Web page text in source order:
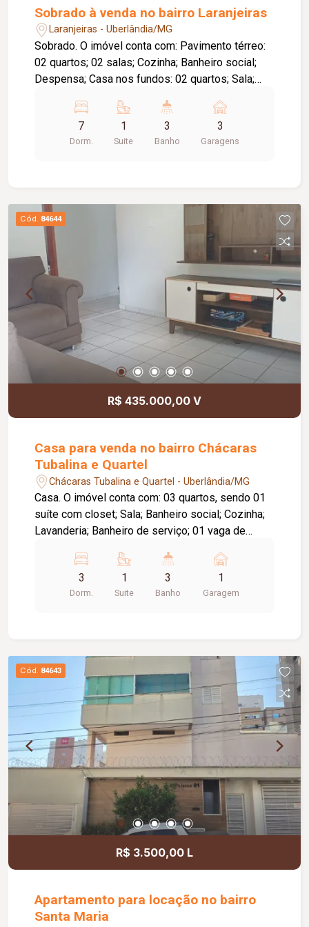
Sobrado à venda no bairro Laranjeiras
Laranjeiras - Uberlândia/MG
Sobrado. O imóvel conta com: Pavimento térreo:
02 quartos; 02 salas; Cozinha; Banheiro social;
Despensa; Casa nos fundos: 02 quartos; Sala;
quartos, sendo 01 suíte; 02 salas; Banheiro
social; Cozinha com lavanderia; Diferenciais: 03
vagas de garagem; Excelente opção para moradia
7
Dorm.
1
Suite
3
Banho
3
Garagens
Cód. 84644
R$ 435.000,00 V
Casa para venda no bairro Chácaras
Tubalina e Quartel
Chácaras Tubalina e Quartel - Uberlândia/MG
Casa. O imóvel conta com: 03 quartos, sendo 01
suíte com closet; Sala; Banheiro social; Cozinha;
Lavanderia; Banheiro de serviço; 01 vaga de
Bancadas em granito; Ambientes amplos e bem
distribuídos, proporcionando conforto e
praticidade. Informações complementares:
3
Dorm.
1
Suite
3
Banho
1
Garagem
Cód. 84643
R$ 3.500,00 L
Apartamento para locação no bairro
Santa Maria